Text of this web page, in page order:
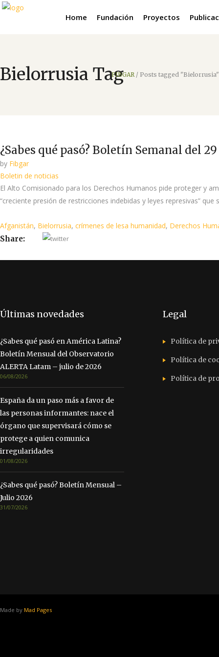
Home Fundación Proyectos
Bielorrusia TagFIBGAR / Posts tagged "Bielorrusia"
¿Sabes qué pasó? Boletín Semanal del
by Fibgar
Boletin de noticias
El Alto Comisionado para los Derechos Humanos pide proteger y
“creciente presión de restricciones indebidas y leyes represivas”
Afganistán, Bielorrusia, crímenes de lesa humanidad, Derechos
Share:
Últimas novedades
¿Sabes qué pasó en América Latina?
Boletín Mensual del Observatorio
ALERTA Latam – julio de 2026
06/08/2026
España da un paso más a favor de
las personas informantes: nace el
órgano que supervisará cómo se
protege a quien comunica
irregularidades
01/08/2026
¿Sabes qué pasó? Boletín Mensual –
Julio 2026
31/07/2026
Legal
Política de
Política de
Política de
Made by Mad Pages